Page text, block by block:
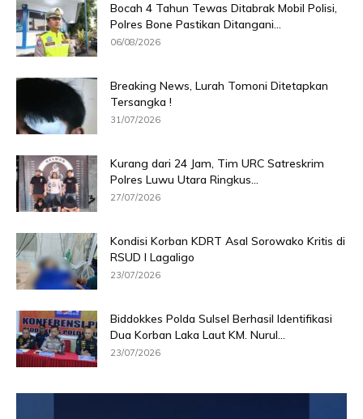
Bocah 4 Tahun Tewas Ditabrak Mobil Polisi,
Polres Bone Pastikan Ditangani...
06/08/2026
Breaking News, Lurah Tomoni Ditetapkan
Tersangka !
31/07/2026
Kurang dari 24 Jam, Tim URC Satreskrim
Polres Luwu Utara Ringkus...
27/07/2026
Kondisi Korban KDRT Asal Sorowako Kritis di
RSUD I Lagaligo
23/07/2026
Biddokkes Polda Sulsel Berhasil Identifikasi
Dua Korban Laka Laut KM. Nurul...
23/07/2026